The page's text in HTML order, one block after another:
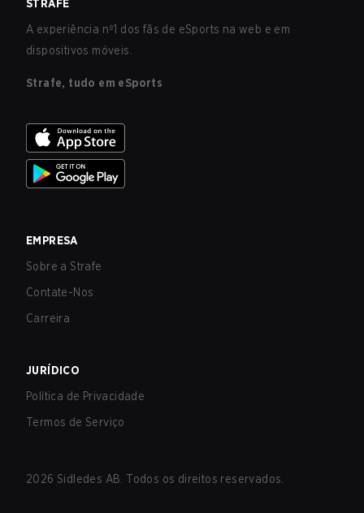
STRAFE
A experiência nº1 dos fãs de eSports na web e em
dispositivos móveis.
Strafe, tudo em eSports
EMPRESA
Sobre a Strafe
Contate-Nos
Carreira
JURÍDICO
Política de Privacidade
Termos de Serviço
2026 Sidledes AB. Todos os direitos reservados.